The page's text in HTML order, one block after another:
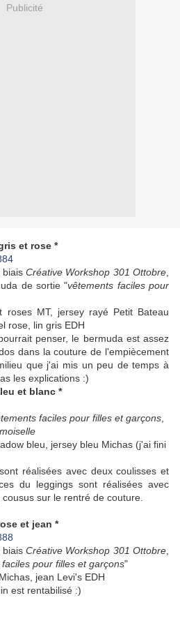
Publicité
et rose *
biais Créative Workshop 301 Ottobre
de sortie "vêtements faciles pour
MT, jersey rayé Petit Bateau
rose, lin gris EDH
penser, le bermuda est assez
dans la couture de l'empiècement
que j'ai mis un peu de temps à
les explications :)
et blanc *
faciles pour filles et garçons
bleu, jersey bleu Michas (j'ai fini
réalisées avec deux coulisses et
du leggings sont réalisées avec
sur le rentré de couture.
et jean *
biais Créative Workshop 301 Ottobre
pour filles et garçons"
jean Levi's EDH
est rentabilisé :)